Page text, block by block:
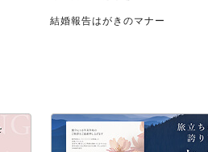
結婚報告はがきのマナー